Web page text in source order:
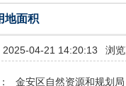
地面积
2025-04-21 14:20:13 浏
金安区自然资源和规划局